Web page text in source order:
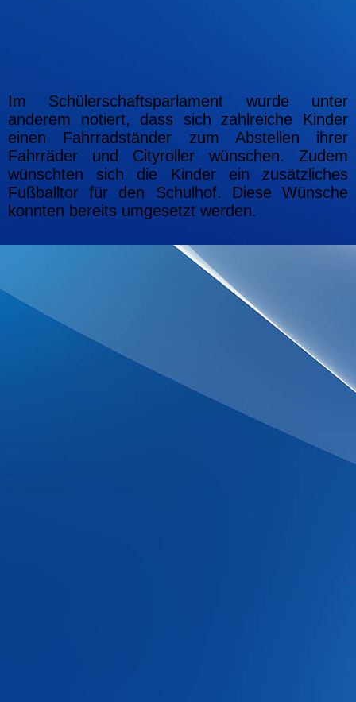
Im Schülerschaftsparlament wurde unter
anderem notiert, dass sich zahlreiche Kinder
einen Fahrradständer zum Abstellen ihrer
Fahrräder und Cityroller wünschen. Zudem
wünschten sich die Kinder ein zusätzliches
Fußballtor für den Schulhof. Diese Wünsche
konnten bereits umgesetzt werden.